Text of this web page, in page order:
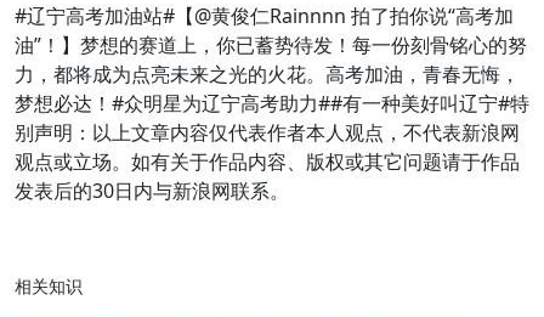
#辽宁高考加油站#【@黄俊仁Rainnnn 拍了拍你说“高考加
油”！】梦想的赛道上，你已蓄势待发！每一份刻骨铭心的努
力，都将成为点亮未来之光的火花。高考加油，青春无悔，
梦想必达！#众明星为辽宁高考助力##有一种美好叫辽宁#特
别声明：以上文章内容仅代表作者本人观点，不代表新浪网
观点或立场。如有关于作品内容、版权或其它问题请于作品
发表后的30日内与新浪网联系。
相关知识